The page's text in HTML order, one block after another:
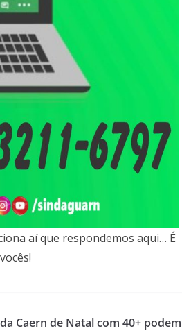
aí que respondemos aqui… É
Caern de Natal com 40+ podem